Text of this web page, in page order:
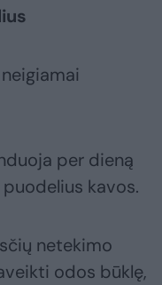
per dieną
kavos.
netekimo
odos būklę,